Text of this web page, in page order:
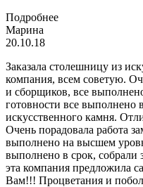
Подробнее
Марина
20.10.18
Заказала столешницу из
компания, всем советую.
и сборщиков, все
готовности все выполнено
искусственного камня.
Очень порадовала работа
выполнено на высшем
выполнено в срок, собрали
эта компания предложила
Вам!!! Процветания и